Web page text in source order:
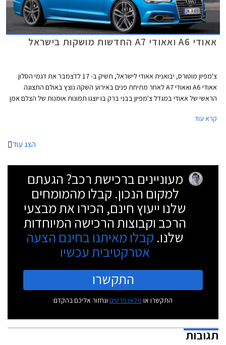
אאודי A6 ואאודי A7 החדשות מושקות בישראל
צ'מפיון מוטורס, יבואנית אאודי לישראל, תשיק ב- 17 לדצמבר את דגמי הסלון
אאודי A6 ואאודי A7 לאחר מתיחת פנים באירוע השקה נוצץ באולם התצוגה
הראשי של אאודי במגדל צ'מפיון בבני ברק בו יוצגו תמונות אומנות של הצלם אמן
תתמקד בערכיו של המותג הגרמני בכל הנוגע לייצור הרכבים במפעלי החברה
קרא עוד
הצג עוד
מעוניינים ברכישת רכב? הגעתם
למקום הנכון. קבלו מהמומחים
שלנו ייעוץ חינם, הכירו את מבצעי
הרכב וקבוצות הרכישה המיוחדות
שלנו. קבלו מאיתנו בחינם הצעה
אטרקטיבית עכשיו
התקשרו
התקשרו או מלאו פרטים ונחזור אליכם בהקדם
תגובות